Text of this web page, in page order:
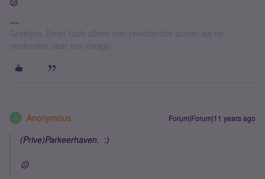
Groetjes, Ernst (aub alleen een privébericht sturen als de
moderator daar om vraagt)
A Anonymous Forum|Forum|11 years ago
(Prive)Parkeerhaven. :)
😕